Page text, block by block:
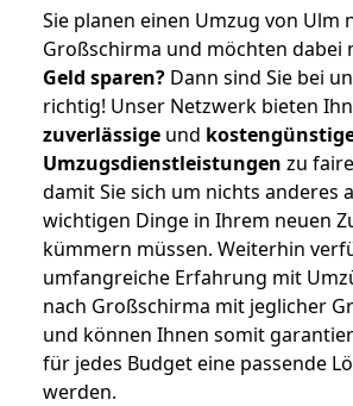
Sie planen einen Umzug von Ulm
Großschirma und möchten dabei
Geld sparen? Dann sind Sie bei
richtig! Unser Netzwerk bieten
zuverlässige und
Umzugsdienstleistungen zu
damit Sie sich um nichts anderes
wichtigen Dinge in Ihrem neuen
kümmern müssen. Weiterhin
umfangreiche Erfahrung mit
nach Großschirma mit jeglicher
und können Ihnen somit
für jedes Budget eine passende
werden.